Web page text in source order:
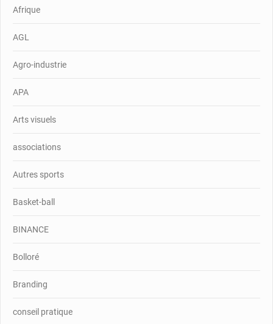
Afrique
AGL
Agro-industrie
APA
Arts visuels
associations
Autres sports
Basket-ball
BINANCE
Bolloré
Branding
conseil pratique